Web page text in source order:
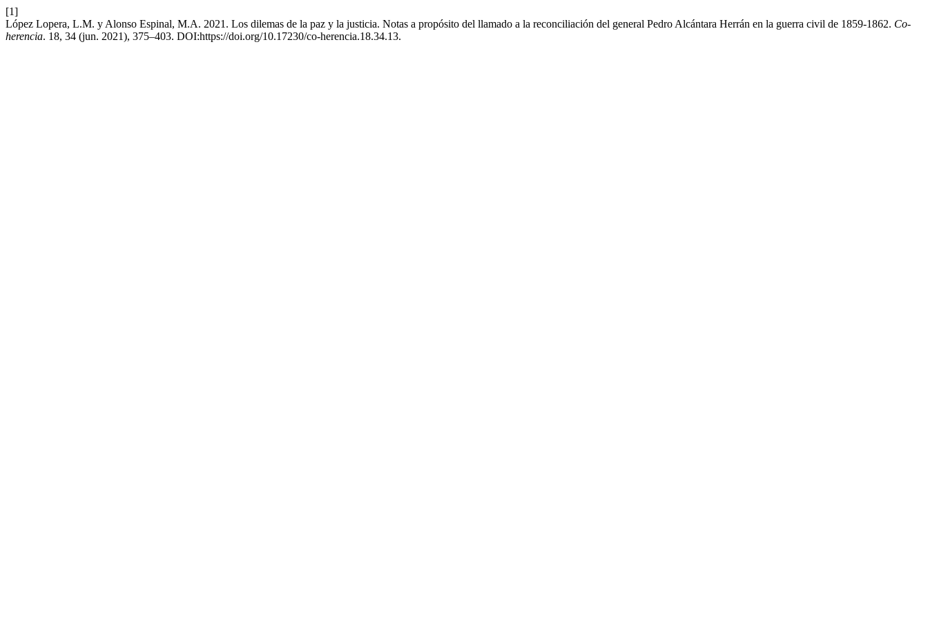
[1]
López Lopera, L.M. y Alonso Espinal, M.A. 2021. Los dilemas de la paz y la justicia. Notas a propósito del llamado a la reconciliación del general Pedro Alcántara Herrán en la guerra civil de 1859-1862. Co-
herencia. 18, 34 (jun. 2021), 375–403. DOI:https://doi.org/10.17230/co-herencia.18.34.13.